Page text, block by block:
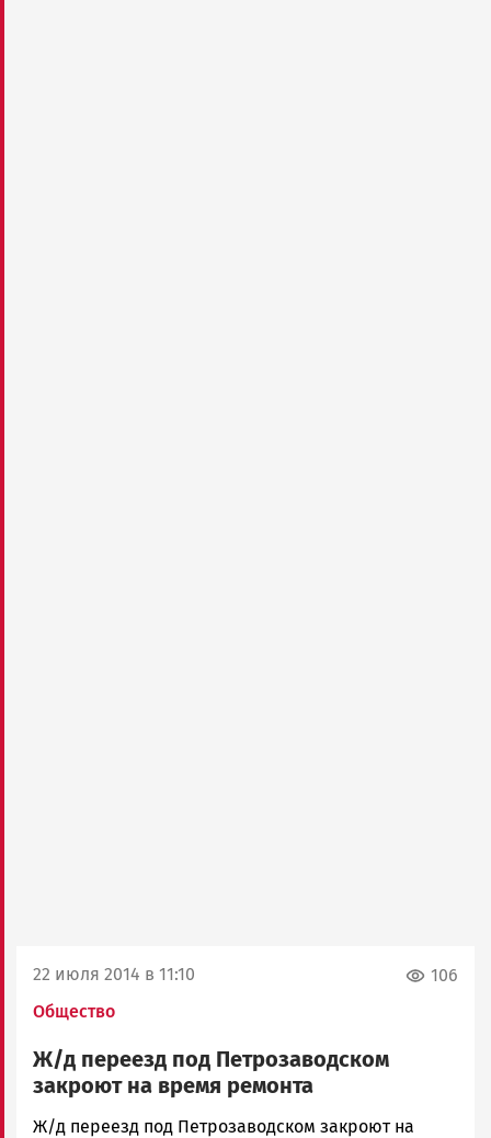
22 июля 2014 в 11:10
Общество
106
Ж/д переезд под Петрозаводском
закроют на время ремонта
admintimur
Ж/д переезд под Петрозаводском закроют на